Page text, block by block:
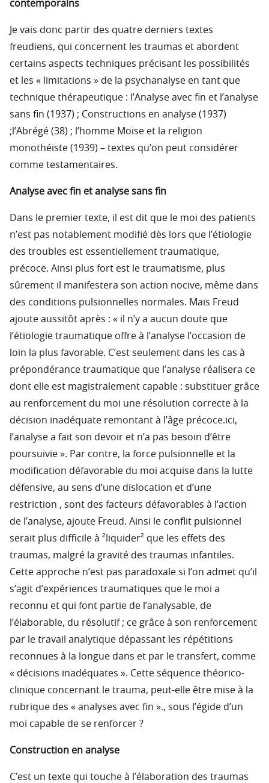
contemporains
Je vais donc partir des quatre derniers textes
freudiens, qui concernent les traumas et abordent
certains aspects techniques précisant les possibilités
et les « limitations » de la psychanalyse en tant que
technique thérapeutique : l’Analyse avec fin et l’analyse
sans fin (1937) ; Constructions en analyse (1937)
;l’Abrégé (38) ; l’homme Moïse et la religion
monothéiste (1939) – textes qu’on peut considérer
comme testamentaires.
Analyse avec fin et analyse sans fin
Dans le premier texte, il est dit que le moi des patients
n’est pas notablement modifié dès lors que l’étiologie
des troubles est essentiellement traumatique,
précoce. Ainsi plus fort est le traumatisme, plus
sûrement il manifestera son action nocive, même dans
des conditions pulsionnelles normales. Mais Freud
ajoute aussitôt après : « il n’y a aucun doute que
l’étiologie traumatique offre à l’analyse l’occasion de
loin la plus favorable. C’est seulement dans les cas à
prépondérance traumatique que l’analyse réalisera ce
dont elle est magistralement capable : substituer grâce
au renforcement du moi une résolution correcte à la
décision inadéquate remontant à l’âge précoce.ici,
l’analyse a fait son devoir et n’a pas besoin d’être
poursuivie ». Par contre, la force pulsionnelle et la
modification défavorable du moi acquise dans la lutte
défensive, au sens d’une dislocation et d’une
restriction , sont des facteurs défavorables à l’action
de l’analyse, ajoute Freud. Ainsi le conflit pulsionnel
serait plus difficile à ²liquider² que les effets des
traumas, malgré la gravité des traumas infantiles.
Cette approche n’est pas paradoxale si l’on admet qu’il
s’agit d’expériences traumatiques que le moi a
reconnu et qui font partie de l’analysable, de
l’élaborable, du résolutif ; ce grâce à son renforcement
par le travail analytique dépassant les répétitions
reconnues à la longue dans et par le transfert, comme
« décisions inadéquates ». Cette séquence théorico-
clinique concernant le trauma, peut-elle être mise à la
rubrique des « analyses avec fin »., sous l’égide d’un
moi capable de se renforcer ?
Construction en analyse
C’est un texte qui touche à l’élaboration des traumas